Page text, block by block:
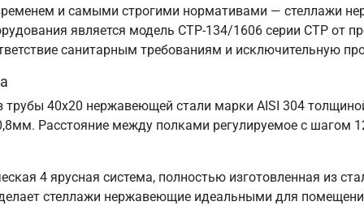
и самыми строгими нормативами — стеллажи
является модель СТР-134/1606 серии СТР от
санитарным требованиям и исключительную
трубы 40х20 нержавеющей стали марки AISI 304
Расстояние между полками регулируемое с шагом
4 ярусная система, полностью изготовленная из
делает стеллажи нержавеющие идеальными для